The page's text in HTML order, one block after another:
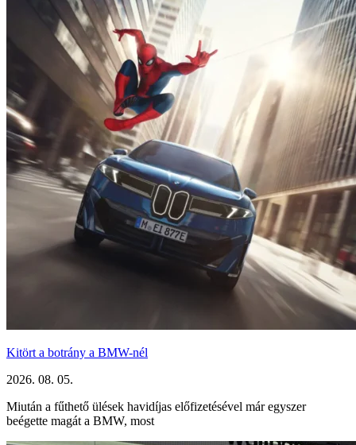
Kitört a botrány a BMW-nél
2026. 08. 05.
Miután a fűthető ülések havidíjas előfizetésével már egyszer
beégette magát a BMW, most